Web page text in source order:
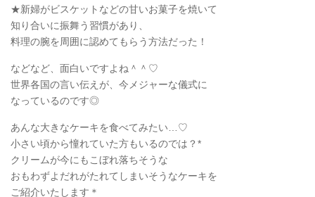
★新婦がビスケットなどの甘いお菓子を焼いて
知り合いに振舞う習慣があり、
料理の腕を周囲に認めてもらう方法だった！
などなど、面白いですよね＾＾♡
世界各国の言い伝えが、今メジャーな儀式に
なっているのです◎
あんな大きなケーキを食べてみたい…♡
小さい頃から憧れていた方もいるのでは？*
クリームが今にもこぼれ落ちそうな
おもわずよだれがたれてしまいそうなケーキを
ご紹介いたします＊